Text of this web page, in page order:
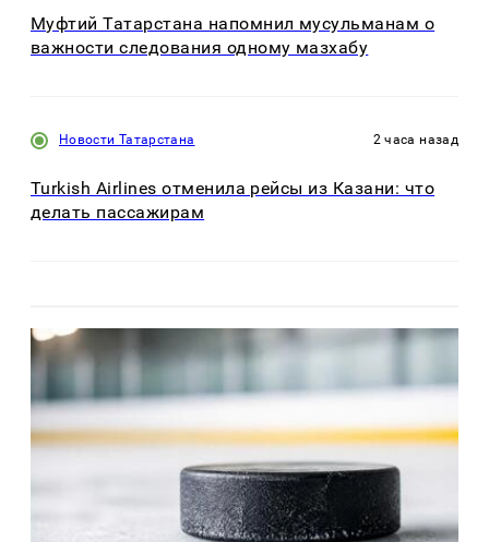
Муфтий Татарстана напомнил мусульманам о
важности следования одному мазхабу
Новости Татарстана 2 часа назад
Turkish Airlines отменила рейсы из Казани: что
делать пассажирам